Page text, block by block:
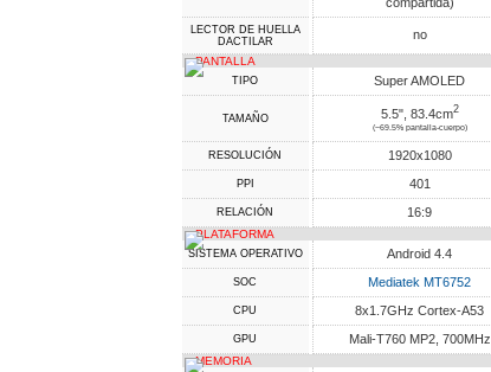
LECTOR DE HUELLA
DACTILAR
no
PANTALLA
TIPO Super AMOLED
TAMAÑO 5.5", 83.4cm2
(~69.5% pantalla-cuerpo)
RESOLUCIÓN 1920x1080
PPI 401
RELACIÓN 16:9
PLATAFORMA
SISTEMA OPERATIVO Android 4.4
SOC Mediatek MT6752
CPU 8x1.7GHz Cortex-A53
GPU Mali-T760 MP2, 700MHz
MEMORIA